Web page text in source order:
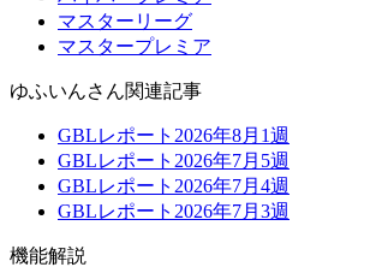
マスターリーグ
マスタープレミア
ゆふいんさん関連記事
GBLレポート2026年8月1週
GBLレポート2026年7月5週
GBLレポート2026年7月4週
GBLレポート2026年7月3週
機能解説